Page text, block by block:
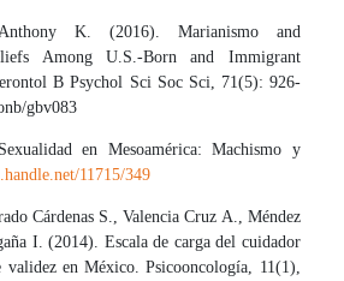
K. (2016). Marianismo and
Among U.S.-Born and Immigrant
B Psychol Sci Soc Sci, 71(5): 926-
gbv083
en Mesoamérica: Machismo y
11715/349
Cárdenas S., Valencia Cruz A., Méndez
I. (2014). Escala de carga del cuidador
en México. Psicooncología, 11(1),